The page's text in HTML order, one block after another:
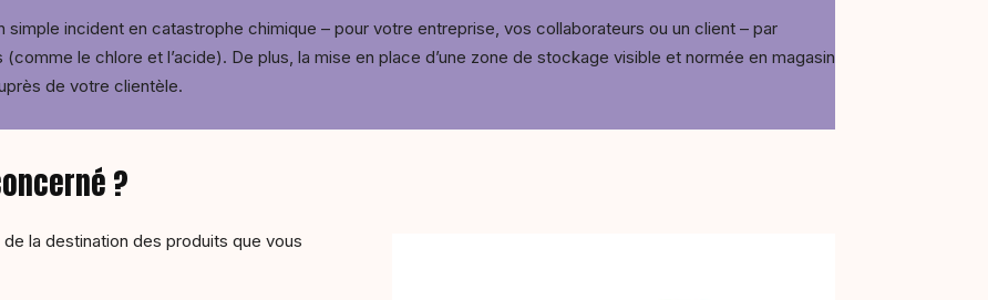
incident en catastrophe chimique – pour votre entreprise, vos collaborateurs ou un client – par
le chlore et l’acide). De plus, la mise en place d’une zone de stockage visible et normée en magasin
de votre clientèle.
?
la destination des produits que vous